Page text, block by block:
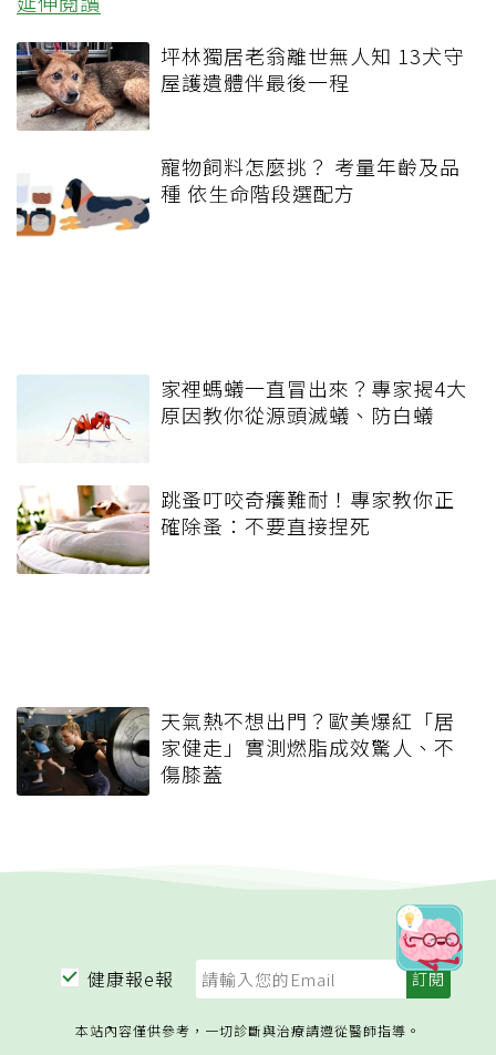
坪林獨居老翁離世無人知 13犬守
屋護遺體伴最後一程
寵物飼料怎麼挑？ 考量年齡及品
種 依生命階段選配方
家裡螞蟻一直冒出來？專家揭4大
原因教你從源頭滅蟻、防白蟻
跳蚤叮咬奇癢難耐！專家教你正
確除蚤：不要直接捏死
天氣熱不想出門？歐美爆紅「居
家健走」實測燃脂成效驚人、不
傷膝蓋
健康報e報
本站內容僅供參考，一切診斷與治療請遵從醫師指導。